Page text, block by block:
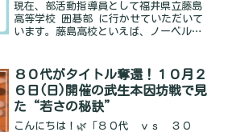
現在、部活動指導員として福井県立藤島
高等学校 囲碁部 に行かせていただいて
います。藤島高校といえば、ノーベル物
人 俵万智さん など、数多くの著名な卒
業生を輩出してきた、Read more...
８０代がタイトル奪還！１０月２
６日(日)開催の武生本因坊戦で見
た“若さの秘訣”
こんにちは！🌿「８０代 ｖｓ ３０